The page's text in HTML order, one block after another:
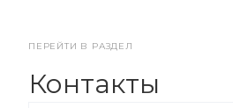
ПЕРЕЙТИ В РАЗДЕЛ
Контакты